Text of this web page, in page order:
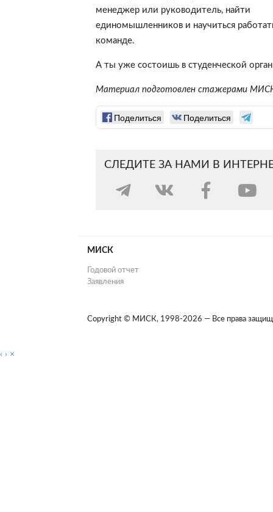
менеджер или руководитель, найти
единомышленников и научиться
команде.
А ты уже состоишь в студенческой
Материал подготовлен стажерами
Поделиться Поделиться
СЛЕДИТЕ ЗА НАМИ В
МИСК
Годовой отчет
Заявления
Copyright © МИСК, 1998-2026 — Все права
‹ › ×